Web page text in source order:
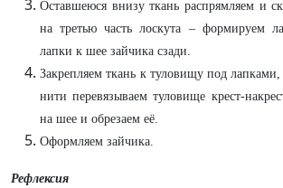
Оставшеюся внизу ткань распрямляем и
на третью часть лоскута – формируем
лапки к шее зайчика сзади.
Закрепляем ткань к туловищу под
нити перевязываем туловище крест-
на шее и обрезаем её.
Оформляем зайчика.
Рефлексия